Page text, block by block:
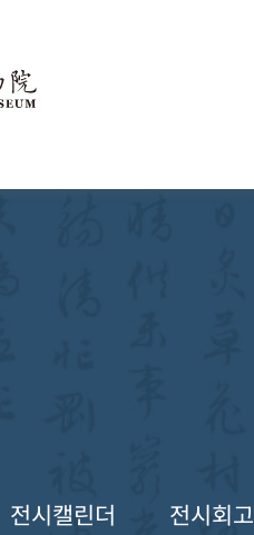
전시캘린더 전시회고